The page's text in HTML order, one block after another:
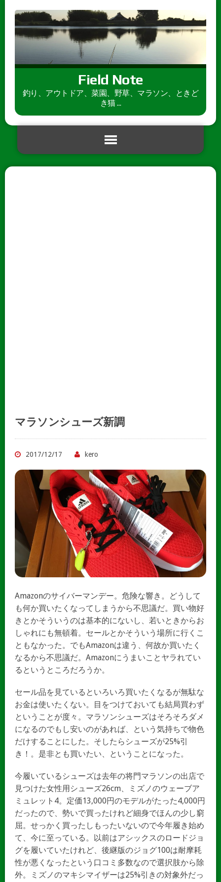
Field Note
釣り、アウトドア、菜園、野草、マラソン、ときど
き猫 ...
マラソンシューズ新調
2017/12/17 kero
Amazonのサイバーマンデー。危険な響き。どうして
も何か買いたくなってしまうから不思議だ。買い物好
きとかそういうのは基本的にないし、若いときからお
しゃれにも無頓着。セールとかそういう場所に行くこ
ともなかった。でもAmazonは違う、何故か買いたく
なるから不思議だ。Amazonにうまいことヤラれてい
るというところだろうか。
セール品を見ているといろいろ買いたくなるが無駄な
お金は使いたくない。目をつけておいても結局買わず
ということが度々。マラソンシューズはそろそろダメ
になるのでもし安いのがあれば、という気持ちで物色
だけすることにした。そしたらシューズが25%引
き！。是非とも買いたい、ということになった。
今履いているシューズは去年の将門マラソンの出店で
見つけた女性用シューズ26cm、ミズノのウェーブア
ミュレット4。定価13,000円のモデルがたった4,000円
だったので、勢いで買ったけれど細身でほんの少し窮
屈。せっかく買ったしもったいないので今年履き始め
て、今に至っている。以前はアシックスのロードジョ
グを履いていたけれど、後継版のジョグ100は耐摩耗
性が悪くなったという口コミ多数なので選択肢から除
外。ミズノのマキシマイザーは25%引きの対象外だっ